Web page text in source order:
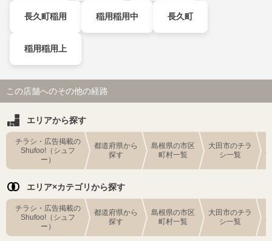
長久町稲用 稲用稲用中 長久町
稲用稲用上
この店舗へのその他の経路
エリアから探す
チラシ・広告掲載の
Shufoo!（シュフ
ー）
都道府県から
探す
島根県の市区
町村一覧
大田市のチラ
シ一覧
エリア×カテゴリから探す
チラシ・広告掲載の
Shufoo!（シュフ
ー）
都道府県から
探す
島根県の市区
町村一覧
大田市のチラ
シ一覧